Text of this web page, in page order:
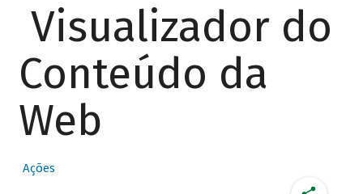
Visualizador do
Conteúdo da
Web
Ações